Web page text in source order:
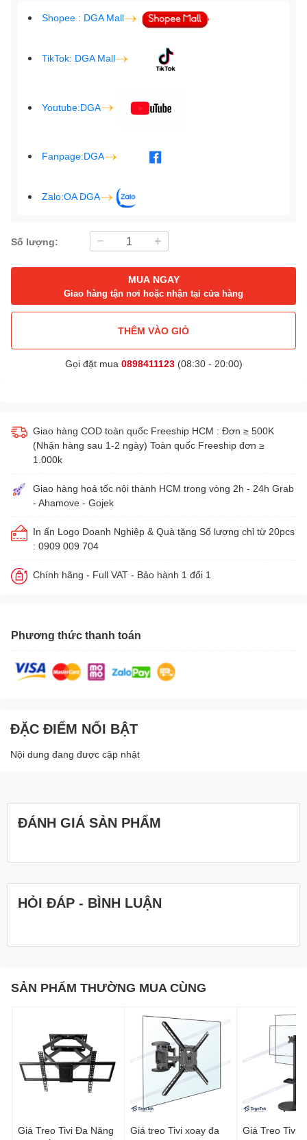
Shopee : DGA Mall
TikTok: DGA Mall
Youtube:DGA
Fanpage:DGA
Zalo:OA DGA
Số lượng:
MUA NGAY
Giao hàng tận nơi hoặc nhận tại cửa hàng
THÊM VÀO GIỎ
Gọi đặt mua 0898411123(08:30 - 20:00)
Giao hàng COD toàn quốc Freeship HCM : Đơn ≥ 500K
(Nhận hàng sau 1-2 ngày) Toàn quốc Freeship đơn ≥
1.000k
Giao hàng hoả tốc nội thành HCM trong vòng 2h - 24h Grab
- Ahamove - Gojek
In ấn Logo Doanh Nghiệp & Quà tặng Số lượng chỉ từ 20pcs
: 0909 009 704
Chính hãng - Full VAT - Bảo hành 1 đổi 1
Phương thức thanh toán
ĐẶC ĐIỂM NỔI BẬT
Nội dung đang được cập nhật
ĐÁNH GIÁ SẢN PHẨM
HỎI ĐÁP - BÌNH LUẬN
SẢN PHẨM THƯỜNG MUA CÙNG
Giá Treo Tivi Đa Năng
Giá treo Tivi xoay đa
Giá Treo Tivi